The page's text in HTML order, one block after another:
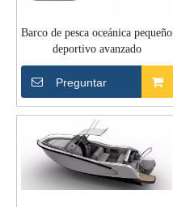
Barco de pesca oceánica pequeño
deportivo avanzado
Preguntar